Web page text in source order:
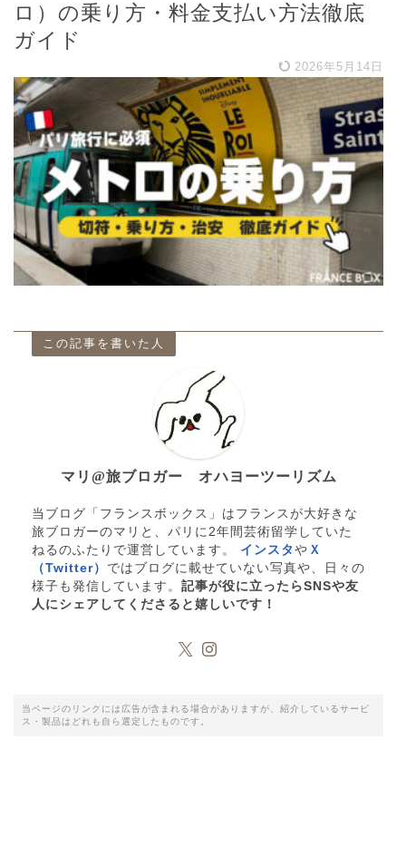
ロ）の乗り方・料金支払い方法徹底
ガイド
2026年5月14日
この記事を書いた人
マリ@旅ブロガー オハヨーツーリズム
当ブログ「フランスボックス」はフランスが大好きな
旅ブロガーのマリと、パリに2年間芸術留学していた
ねるのふたりで運営しています。 インスタ や Ｘ
（Twitter） ではブログに載せていない写真や、日々の
様子も発信しています。 記事が役に立ったらSNSや友
人にシェアしてくださると嬉しいです！
当ページのリンクには広告が含まれる場合がありますが、紹介しているサービ
ス・製品はどれも自ら選定したものです。